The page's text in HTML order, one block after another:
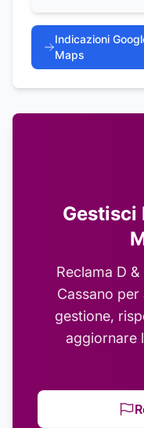
Indicazioni
Maps
Gestisci
Reclama D
Cassano per
gestione,
aggiornare